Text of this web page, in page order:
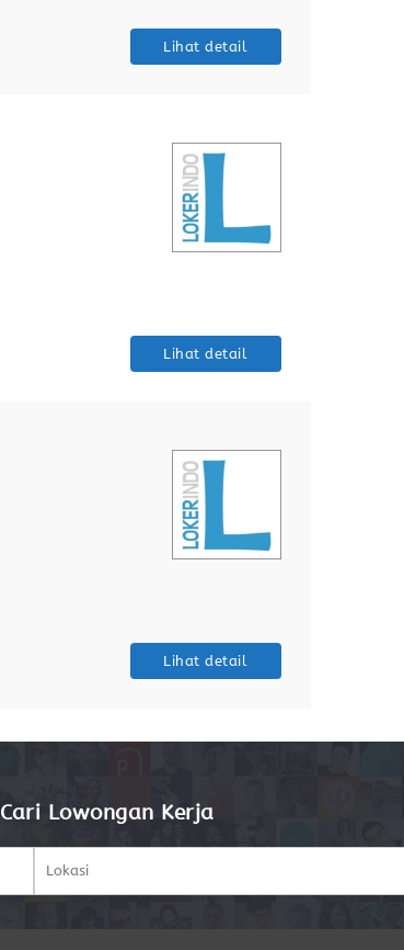
Lihat detail
Lihat detail
Lihat detail
Cari Lowongan Kerja